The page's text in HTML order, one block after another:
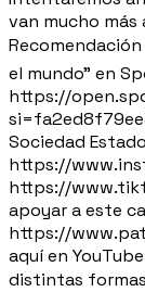
van mucho más
el mundo" en
https://
Sociedad
https://
https://
apoyar a este
https://
aquí en
distintas formas